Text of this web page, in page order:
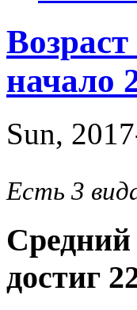
начало
Sun,
Есть 3
Средний
достиг